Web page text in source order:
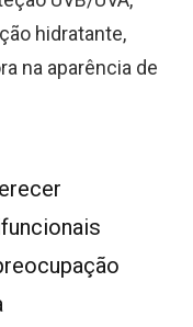
hidratante,
na aparência de